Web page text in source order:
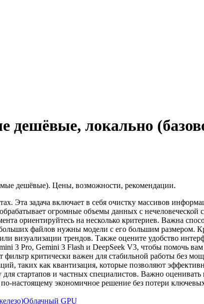
локально
дешёвые). Цены, возможности, рекомендации.
Эта задача включает в себя очистку массивов
огромные объемы данных с
ориентируйтесь на несколько критериев. Важна
файлов нужны модели с его большим размером.
визуализации трендов. Также оцените удобство
3 Pro, Gemini 3 Flash и DeepSeek V3, чтобы помочь
критически важен для стабильной работы без
таких как квантизация, которые позволяют
стартапов и частных специалистов. Важно
настоящему экономичное решение без потери
Облачный GPU